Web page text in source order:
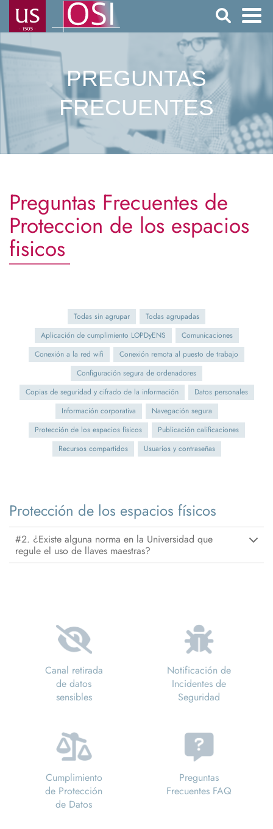
Pasar
contenido
principal
Buscar
Navegación
principal
PREGUNTAS
FRECUENTES
Preguntas Frecuentes de
Proteccion de los espacios
fisicos
Todas sin agrupar
Todas agrupadas
Aplicación de cumplimiento LOPDyENS
Comunicaciones
Conexión a la red wifi
Conexión remota al puesto de trabajo
Configuración segura de ordenadores
Copias de seguridad y cifrado de la información
Datos personales
Información corporativa
Navegación segura
Protección de los espacios físicos
Publicación calificaciones
Recursos compartidos
Usuarios y contraseñas
Protección de los espacios físicos
#2. ¿Existe alguna norma en la Universidad que
regule el uso de llaves maestras?
Canal retirada
de datos
sensibles
Notificación de
Incidentes de
Seguridad
Cumplimiento
de Protección
de Datos
Preguntas
Frecuentes FAQ